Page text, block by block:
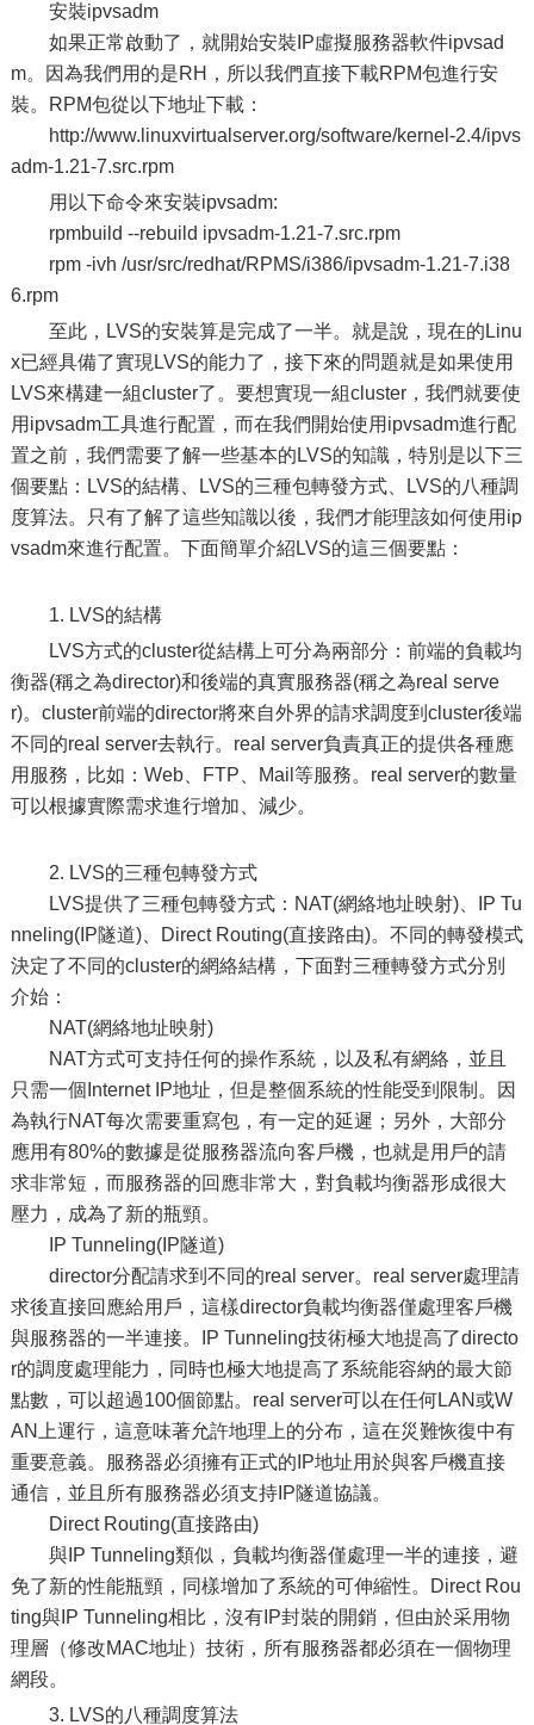
安裝ipvsadm
如果正常啟動了，就開始安裝IP虛擬服務器軟件ipvsad
m。因為我們用的是RH，所以我們直接下載RPM包進行安
裝。RPM包從以下地址下載：
http://www.linuxvirtualserver.org/software/kernel-2.4/ipvs
adm-1.21-7.src.rpm
用以下命令來安裝ipvsadm:
rpmbuild --rebuild ipvsadm-1.21-7.src.rpm
rpm -ivh /usr/src/redhat/RPMS/i386/ipvsadm-1.21-7.i38
6.rpm
至此，LVS的安裝算是完成了一半。就是說，現在的Linu
x已經具備了實現LVS的能力了，接下來的問題就是如果使用
LVS來構建一組cluster了。要想實現一組cluster，我們就要使
用ipvsadm工具進行配置，而在我們開始使用ipvsadm進行配
置之前，我們需要了解一些基本的LVS的知識，特別是以下三
個要點：LVS的結構、LVS的三種包轉發方式、LVS的八種調
度算法。只有了解了這些知識以後，我們才能理該如何使用ip
vsadm來進行配置。下面簡單介紹LVS的這三個要點：
1. LVS的結構
LVS方式的cluster從結構上可分為兩部分：前端的負載均
衡器(稱之為director)和後端的真實服務器(稱之為real serve
r)。cluster前端的director將來自外界的請求調度到cluster後端
不同的real server去執行。real server負責真正的提供各種應
用服務，比如：Web、FTP、Mail等服務。real server的數量
可以根據實際需求進行增加、減少。
2. LVS的三種包轉發方式
LVS提供了三種包轉發方式：NAT(網絡地址映射)、IP Tu
nneling(IP隧道)、Direct Routing(直接路由)。不同的轉發模式
決定了不同的cluster的網絡結構，下面對三種轉發方式分別
介始：
NAT(網絡地址映射)
NAT方式可支持任何的操作系統，以及私有網絡，並且
只需一個Internet IP地址，但是整個系統的性能受到限制。因
為執行NAT每次需要重寫包，有一定的延遲；另外，大部分
應用有80%的數據是從服務器流向客戶機，也就是用戶的請
求非常短，而服務器的回應非常大，對負載均衡器形成很大
壓力，成為了新的瓶頸。
IP Tunneling(IP隧道)
director分配請求到不同的real server。real server處理請
求後直接回應給用戶，這樣director負載均衡器僅處理客戶機
與服務器的一半連接。IP Tunneling技術極大地提高了directo
r的調度處理能力，同時也極大地提高了系統能容納的最大節
點數，可以超過100個節點。real server可以在任何LAN或W
AN上運行，這意味著允許地理上的分布，這在災難恢復中有
重要意義。服務器必須擁有正式的IP地址用於與客戶機直接
通信，並且所有服務器必須支持IP隧道協議。
Direct Routing(直接路由)
與IP Tunneling類似，負載均衡器僅處理一半的連接，避
免了新的性能瓶頸，同樣增加了系統的可伸縮性。Direct Rou
ting與IP Tunneling相比，沒有IP封裝的開銷，但由於采用物
理層（修改MAC地址）技術，所有服務器都必須在一個物理
網段。
3. LVS的八種調度算法